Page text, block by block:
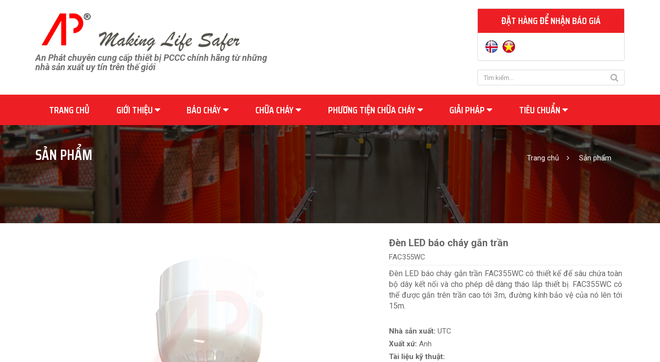
An Phát chuyên cung cấp thiết bị PCCC chính hãng từ những
nhà sản xuất uy tín trên thế giới
ĐẶT HÀNG ĐỂ NHẬN BÁO GIÁ
TRANG CHỦ GIỚI THIỆU BÁO CHÁY CHỮA CHÁY PHƯƠNG TIỆN CHỮA CHÁY GIẢI PHÁP TIÊU CHUẨN
SẢN PHẨM Trang chủ Sản phẩm
Đèn LED báo cháy gắn trần
FAC355WC
Đèn LED báo cháy gắn trần FAC355WC có thiết kế đế sâu chứa toàn
bộ dây kết nối và cho phép dễ dàng tháo lắp thiết bị. FAC355WC có
thể được gắn trên trần cao tới 3m, đường kính bảo vệ của nó lên tới
15m.
Nhà sản xuất: UTC
Xuất xứ: Anh
Tài liệu kỹ thuật: